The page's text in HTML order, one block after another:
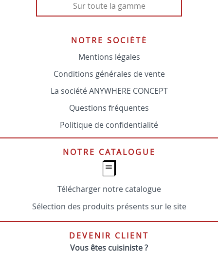
Sur toute la gamme
NOTRE SOCIÉTÉ
Mentions légales
Conditions générales de vente
La société ANYWHERE CONCEPT
Questions fréquentes
Politique de confidentialité
NOTRE CATALOGUE
Télécharger notre catalogue
Sélection des produits présents sur le site
DEVENIR CLIENT
Vous êtes cuisiniste ?